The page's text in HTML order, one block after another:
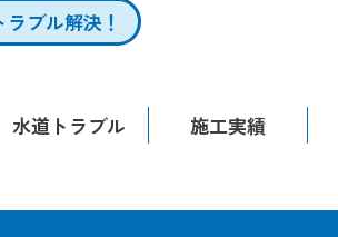
ブル解決！
水道トラブル 施工実績